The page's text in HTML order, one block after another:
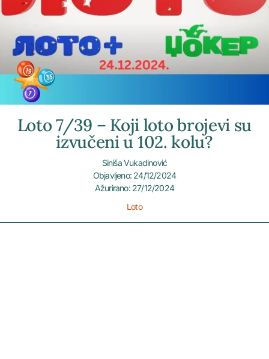
Loto 7/39 – Koji loto brojevi su
izvučeni u 102. kolu?
Siniša Vukadinović
Objavljeno: 24/12/2024
Ažurirano: 27/12/2024
Loto